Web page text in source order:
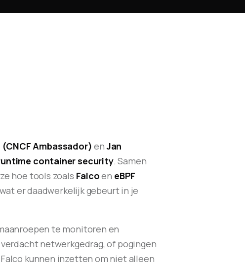
(CNCF Ambassador) enJan
container security. Samen
hoe tools zoals Falcoen eBPF
er daadwerkelijk gebeurt in je
te monitoren en
netwerkgedrag, of pogingen
kunnen inzetten om niet alleen